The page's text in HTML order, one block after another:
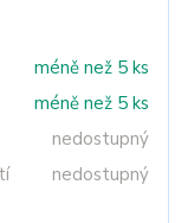
méně než 5 ks
méně než 5 ks
nedostupný
nedostupný